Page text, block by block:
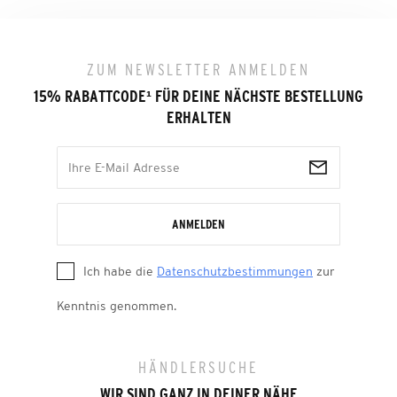
ZUM NEWSLETTER ANMELDEN
15% RABATTCODE¹ FÜR DEINE NÄCHSTE BESTELLUNG
ERHALTEN
ANMELDEN
Ich habe die Datenschutzbestimmungen zur
Kenntnis genommen.
HÄNDLERSUCHE